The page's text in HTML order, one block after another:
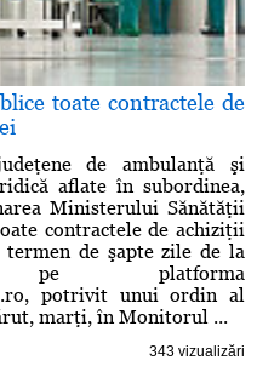
toate contractele de
de ambulanţă şi
aflate în subordinea,
Ministerului Sănătăţii
contractele de achiziţii
de şapte zile de la
platforma
potrivit unui ordin al
marţi, în Monitorul ...
343 vizualizări